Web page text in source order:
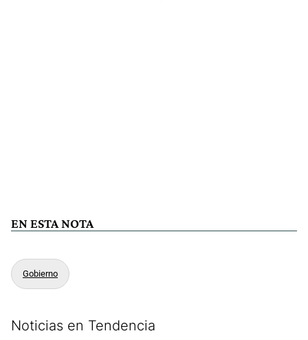
EN ESTA NOTA
Gobierno
Noticias en Tendencia